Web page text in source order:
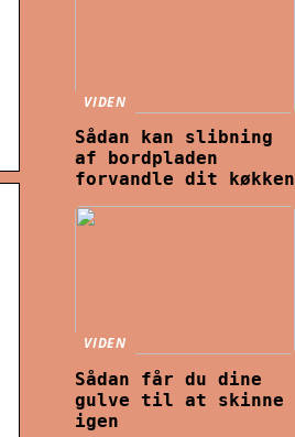
VIDEN
Sådan kan slibning
af bordpladen
forvandle dit køkken
VIDEN
Sådan får du dine
gulve til at skinne
igen